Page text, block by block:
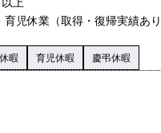
育児休業（取得・復帰実績あり
暇 育児休暇 慶弔休暇